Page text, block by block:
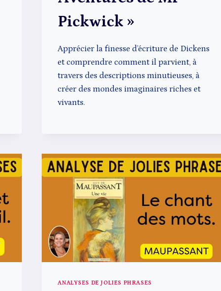
Pickwick »
Apprécier la finesse d’écriture de Dickens
et comprendre comment il parvient, à
travers des descriptions minutieuses, à
créer des mondes imaginaires riches et
vivants.
ANALYSES DE JOLIES PHRASES